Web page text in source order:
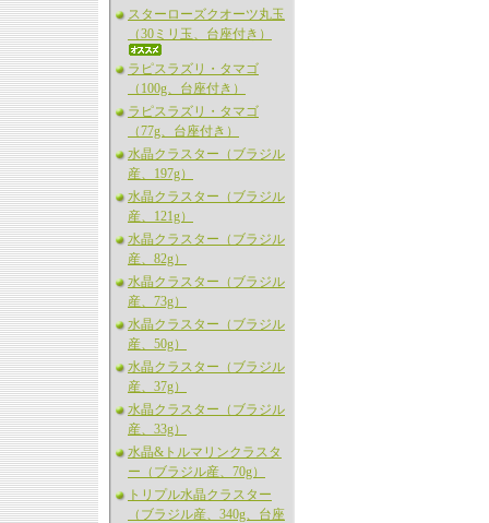
スターローズクオーツ丸玉
（30ミリ玉、台座付き）
ラピスラズリ・タマゴ
（100g、台座付き）
ラピスラズリ・タマゴ
（77g、台座付き）
水晶クラスター（ブラジル
産、197g）
水晶クラスター（ブラジル
産、121g）
水晶クラスター（ブラジル
産、82g）
水晶クラスター（ブラジル
産、73g）
水晶クラスター（ブラジル
産、50g）
水晶クラスター（ブラジル
産、37g）
水晶クラスター（ブラジル
産、33g）
水晶&トルマリンクラスタ
ー（ブラジル産、70g）
トリプル水晶クラスター
（ブラジル産、340g、台座